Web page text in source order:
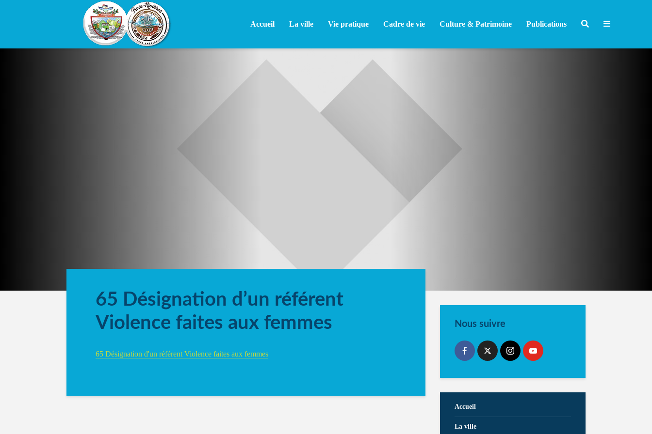
Accueil La ville Vie pratique Cadre de vie Culture & Patrimoine Publications
65 Désignation d’un référent
Violence faites aux femmes
65 Désignation d'un référent Violence faites aux femmes
Nous suivre
Accueil
La ville